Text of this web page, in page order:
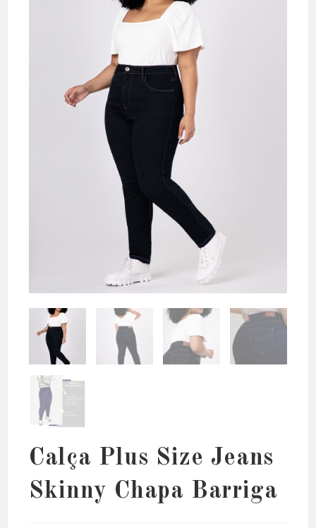
Calça Plus Size Jeans
Skinny Chapa Barriga